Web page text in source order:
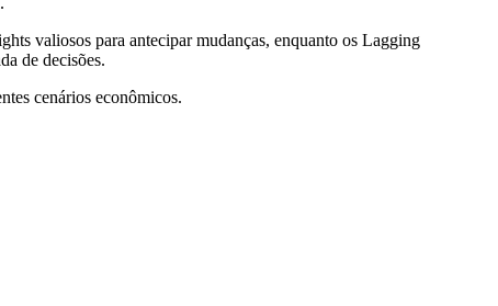
valiosos para antecipar mudanças, enquanto os Lagging
de decisões.
cenários econômicos.